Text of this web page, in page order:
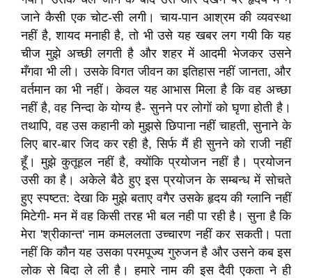
जाने कैसी एक चोट-सी लगी। चाय-पान आश्रम की व्यवस्था
नहीं है, शायद मनाही है, तो भी उसे यह खबर लग गयी कि यह
चीज मुझे अच्छी लगती है और शहर में आदमी भेजकर उसने
मँगवा भी ली। उसके विगत जीवन का इतिहास नहीं जानता, और
वर्तमान का भी नहीं। केवल यह आभास मिला है कि वह अच्छा
नहीं है, वह निन्दा के योग्य है- सुनने पर लोगों को घृणा होती है।
तथापि, वह उस कहानी को मुझसे छिपाना नहीं चाहती, सुनाने के
लिए बार-बार जिद कर रही है, सिर्फ मैं ही सुनने को राजी नहीं
हूँ। मुझे कुतूहल नहीं है, क्योंकि प्रयोजन नहीं है। प्रयोजन
उसी का है। अकेले बैठे हुए इस प्रयोजन के सम्बन्ध में सोचते
हुए स्पष्टत: देखा कि मुझे बताए वगैर उसके हृदय की ग्लानि नहीं
मिटेगी- मन में वह किसी तरह भी बल नही पा रही है। सुना है कि
मेरा 'श्रीकान्त' नाम कमललता उच्चारण नहीं कर सकती। पता
नहीं कि कौन यह उसका परमपूज्य गुरुजन है और उसने कब इस
लोक से बिदा ले ली है। हमारे नाम की इस दैवी एकता ने ही